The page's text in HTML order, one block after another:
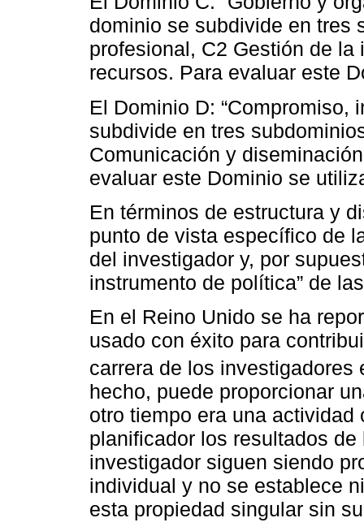
dominio se subdivide en tres
profesional, C2 Gestión de
recursos. Para evaluar este
El Dominio D: “Compromiso,
subdivide en tres
Comunicación y
evaluar este Dominio se
En términos de estructura y
punto de vista específico de
del investigador y, por
instrumento de política” de
En el Reino Unido se ha
usado con éxito para
carrera de los investigadores
hecho, puede proporcionar
otro tiempo era una
planificador los resultados
investigador siguen siendo
individual y no se establece
esta propiedad singular sin